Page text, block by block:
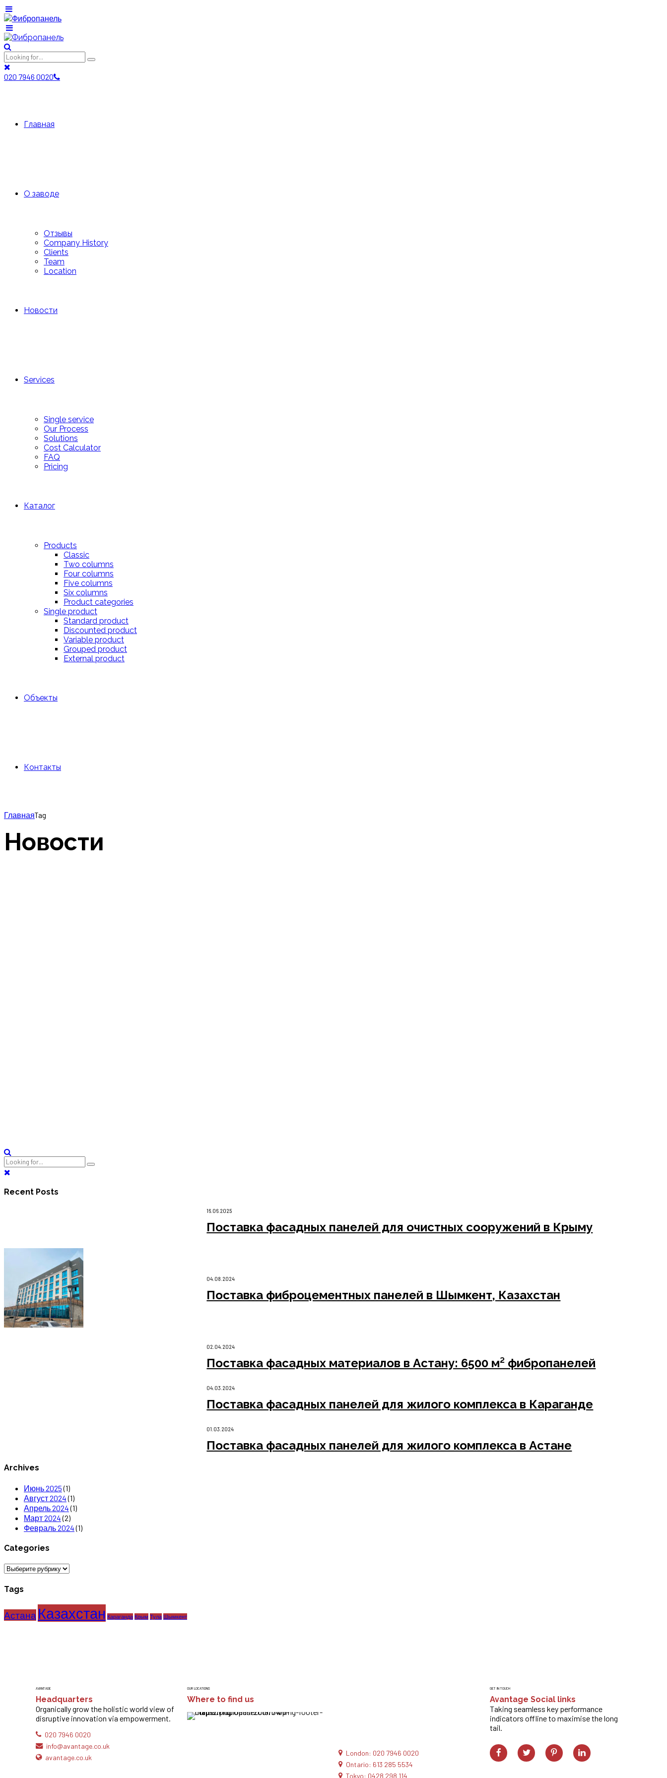
020 7946 0020
Главная
О заводе
Отзывы
Company History
Clients
Team
Location
Новости
Services
Single service
Our Process
Solutions
Cost Calculator
FAQ
Pricing
Каталог
Products
Classic
Two columns
Four columns
Five columns
Six columns
Product categories
Single product
Standard product
Discounted product
Variable product
Grouped product
External product
Объекты
Контакты
ГлавнаяTag
Новости
Recent Posts
16.06.2025
Поставка фасадных панелей для очистных сооружений в Крыму
04.08.2024
Поставка фиброцементных панелей в Шымкент, Казахстан
02.04.2024
Поставка фасадных материалов в Астану: 6500 м² фибропанелей
04.03.2024
Поставка фасадных панелей для жилого комплекса в Караганде
01.03.2024
Поставка фасадных панелей для жилого комплекса в Астане
Archives
Июнь 2025(1)
Август 2024(1)
Апрель 2024(1)
Март 2024(2)
Февраль 2024(1)
Categories
Categories
Tags
Астана Казахстан Караганда Крым Тула Шымкент
AVANTAGE
Headquarters
Organically grow the holistic world view of
disruptive innovation via empowerment.
020 7946 0020
info@avantage.co.uk
avantage.co.uk
OUR LOCATIONS
Where to find us
London: 020 7946 0020
Ontario: 613 285 5534
Tokyo: 0428 298 114
GET IN TOUCH
Avantage Social links
Taking seamless key performance
indicators offline to maximise the long
tail.